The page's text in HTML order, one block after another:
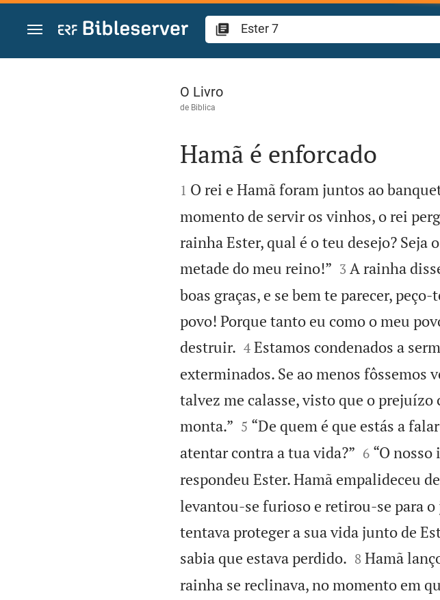
Ir para o conteúdo
Ester 7
O Livro
de Biblica

Hamã é enforcado

1 O rei e Hamã foram juntos ao
momento de servir os vinhos, o rei
rainha Ester, qual é o teu desejo? Seja
metade do meu reino!”
3 A rainha
boas graças, e se bem te parecer,
povo! Porque tanto eu como o meu
destruir.
4 Estamos condenados a
exterminados. Se ao menos fôssemos
talvez me calasse, visto que o prejuízo
monta.”
5 “De quem é que estás a
atentar contra a tua vida?”
6 “O
respondeu Ester. Hamã empalideceu
levantou-se furioso e retirou-se para
tentava proteger a sua vida junto de
sabia que estava perdido.
8 Hamã
rainha se reclinava, no momento em